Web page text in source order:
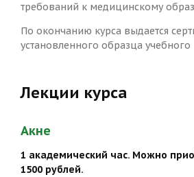
требований к медицинскому
По окончанию курса выдается
установленного образца учебного
Лекции курса
Акне
1 академический час. Можно
1500 рублей.